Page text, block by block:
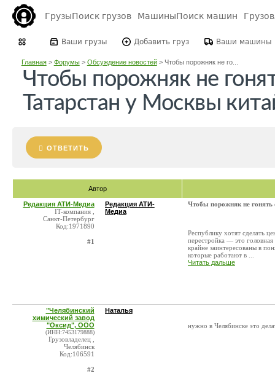
ГрузыПоиск грузов МашиныПоиск машин
Ваши грузы Добавить груз Ваши машины
Главная> Форумы> Обсуждение новостей> Чтобы порожняк не го...
Чтобы порожняк не
Татарстан у Москвы
ОТВЕТИТЬ
Автор
Редакция АТИ-Медиа
IT-компания ,
Санкт-Петербург
Код:1971890
#1
Редакция АТИ-
Медиа
Чтобы порожняк не гонять
Республику хотят сделать
перестройка — это
крайне заинтересованы в
которые работают в ...
Читать дальше
"Челябинский
химический завод
"Оксид", ООО
(ИНН:7453179888)
Грузовладелец ,
Челябинск
Код:106591
#2
Наталья
нужно в Челябинске это